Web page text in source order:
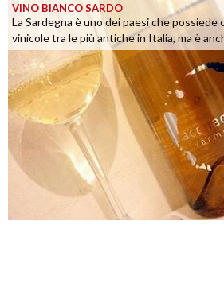
VINO BIANCO SARDO
La Sardegna è uno dei paesi che possiede
vinicole tra le più antiche in Italia, ma è